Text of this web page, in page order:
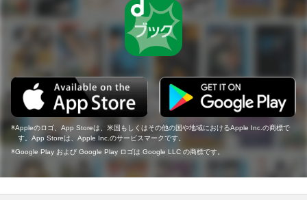
Appleのロゴ、App Storeは、米国もしくはその他の国や地域におけるApple Inc.の商標で
す。App Storeは、Apple Inc.のサービスマークです。
Google Play および Google Play ロゴは Google LLC の商標です。